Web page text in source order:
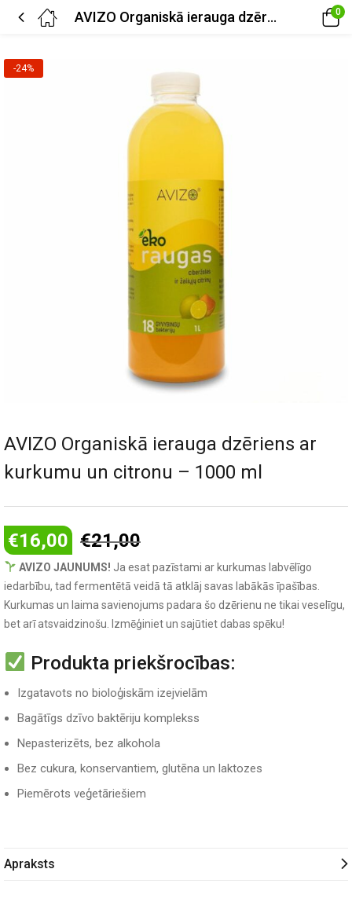
AVIZO Organiskā ierauga dzēriens ar kurkumu un citronu – 1000 ml 0
-24%
AVIZO Organiskā ierauga dzēriens ar
kurkumu un citronu – 1000 ml
€16,00 €21,00
AVIZO JAUNUMS! Ja esat pazīstami ar kurkumas labvēlīgo
iedarbību, tad fermentētā veidā tā atklāj savas labākās īpašības.
Kurkumas un laima savienojums padara šo dzērienu ne tikai veselīgu,
bet arī atsvaidzinošu. Izmēģiniet un sajūtiet dabas spēku!
Produkta priekšrocības:
Izgatavots no bioloģiskām izejvielām
Bagātīgs dzīvo baktēriju komplekss
Nepasterizēts, bez alkohola
Bez cukura, konservantiem, glutēna un laktozes
Piemērots veģetāriešiem
Apraksts